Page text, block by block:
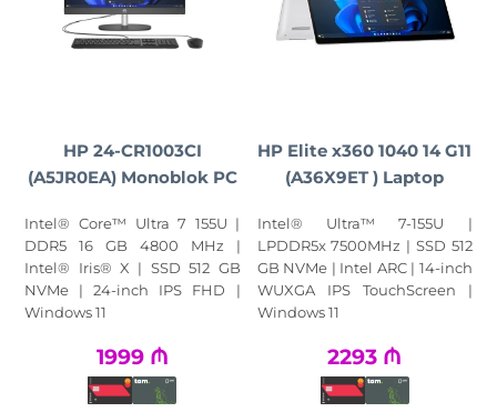
HP 24-CR1003CI
(A5JR0EA) Monoblok PC
Intel® Core™ Ultra 7 155U |
DDR5 16 GB 4800 MHz |
Intel® Iris® X | SSD 512 GB
NVMe | 24-inch IPS FHD |
Windows 11
1999 ₼
HP Elite x360 1040 14 G11
(A36X9ET ) Laptop
Intel® Ultra™ 7-155U |
LPDDR5x 7500MHz | SSD 512
GB NVMe | Intel ARC | 14-inch
WUXGA IPS TouchScreen |
Windows 11
2293 ₼